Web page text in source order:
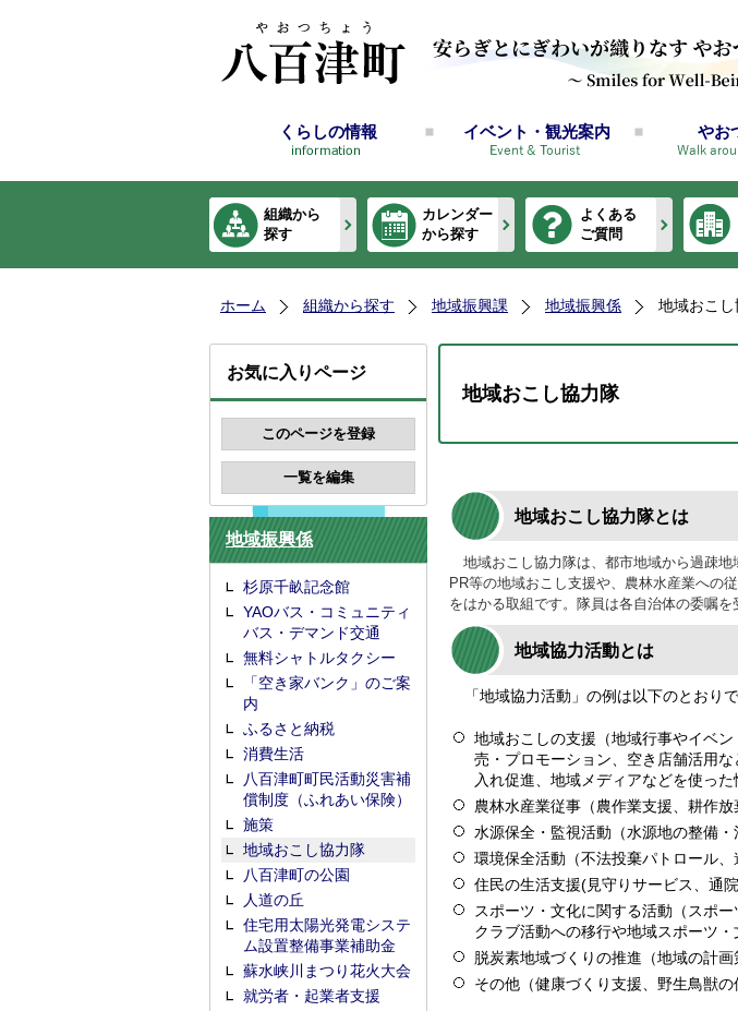
くらしの情報 イベント・観光案内 やお
組織から
探す
カレンダー
から探す
よくある
ご質問
ホーム 組織から探す 地域振興課 地域振興係 地域おこ
お気に入りページ
地域振興係
杉原千畝記念館
YAOバス・コミュニティ
バス・デマンド交通
無料シャトルタクシー
「空き家バンク」のご案
内
ふるさと納税
消費生活
八百津町町民活動災害補
償制度（ふれあい保険）
施策
地域おこし協力隊
八百津町の公園
人道の丘
住宅用太陽光発電システ
ム設置整備事業補助金
蘇水峡川まつり花火大会
就労者・起業者支援
地域おこし協力隊
地域おこし協力隊とは
地域おこし協力隊は、都市地域から過疎地
PR等の地域おこし支援や、農林水産業への
をはかる取組です。隊員は各自治体の委嘱を
地域協力活動とは
「地域協力活動」の例は以下のとおり
地域おこしの支援（地域行事やイベ
売・プロモーション、空き店舗活用
入れ促進、地域メディアなどを使った
農林水産業従事（農作業支援、耕作放
水源保全・監視活動（水源地の整備・
環境保全活動（不法投棄パトロール、
住民の生活支援(見守りサービス、通
スポーツ・文化に関する活動（スポ
クラブ活動への移行や地域スポーツ
脱炭素地域づくりの推進（地域の計
その他（健康づくり支援、野生鳥獣